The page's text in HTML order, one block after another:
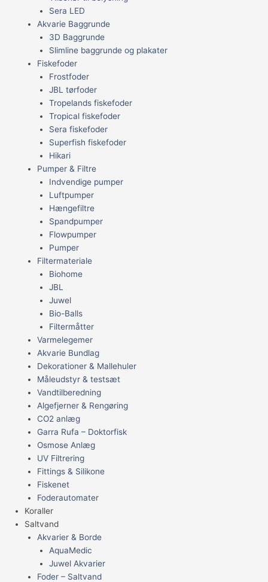
Sera LED
Akvarie Baggrunde
3D Baggrunde
Slimline baggrunde og plakater
Fiskefoder
Frostfoder
JBL tørfoder
Tropelands fiskefoder
Tropical fiskefoder
Sera fiskefoder
Superfish fiskefoder
Hikari
Pumper & Filtre
Indvendige pumper
Luftpumper
Hængefiltre
Spandpumper
Flowpumper
Pumper
Filtermateriale
Biohome
JBL
Juwel
Bio-Balls
Filtermåtter
Varmelegemer
Akvarie Bundlag
Dekorationer & Mallehuler
Måleudstyr & testsæt
Vandtilberedning
Algefjerner & Rengøring
CO2 anlæg
Garra Rufa – Doktorfisk
Osmose Anlæg
UV Filtrering
Fittings & Silikone
Fiskenet
Foderautomater
Koraller
Saltvand
Akvarier & Borde
AquaMedic
Juwel Akvarier
Foder – Saltvand